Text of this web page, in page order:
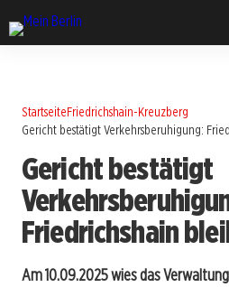
StartseiteFriedrichshain-Kreuzberg
Gericht bestätigt Verkehrsberuhigung:
Gericht bestätigt
Friedrichshain
Am 10.09.2025 wies das